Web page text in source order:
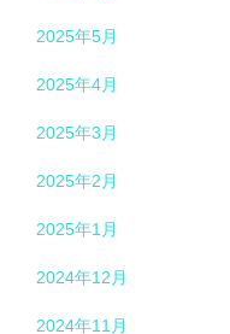
2025年5月
2025年4月
2025年3月
2025年2月
2025年1月
2024年12月
2024年11月